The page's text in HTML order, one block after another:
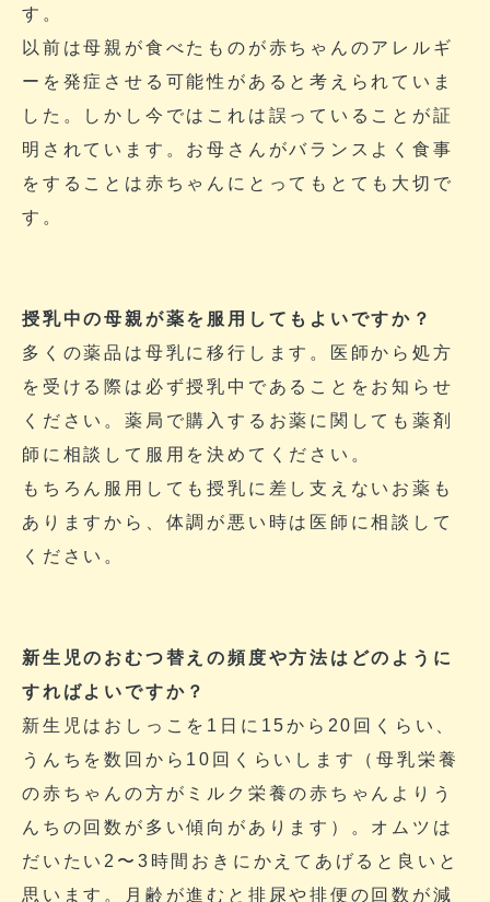
す。
以前は母親が食べたものが赤ちゃんのアレルギ
ーを発症させる可能性があると考えられていま
した。しかし今ではこれは誤っていることが証
明されています。お母さんがバランスよく食事
をすることは赤ちゃんにとってもとても大切で
す。
授乳中の母親が薬を服用してもよいですか？
多くの薬品は母乳に移行します。医師から処方
を受ける際は必ず授乳中であることをお知らせ
ください。薬局で購入するお薬に関しても薬剤
師に相談して服用を決めてください。
もちろん服用しても授乳に差し支えないお薬も
ありますから、体調が悪い時は医師に相談して
ください。
新生児のおむつ替えの頻度や方法はどのように
すればよいですか？
新生児はおしっこを1日に15から20回くらい、
うんちを数回から10回くらいします（母乳栄養
の赤ちゃんの方がミルク栄養の赤ちゃんよりう
んちの回数が多い傾向があります）。オムツは
だいたい2〜3時間おきにかえてあげると良いと
思います。月齢が進むと排尿や排便の回数が減